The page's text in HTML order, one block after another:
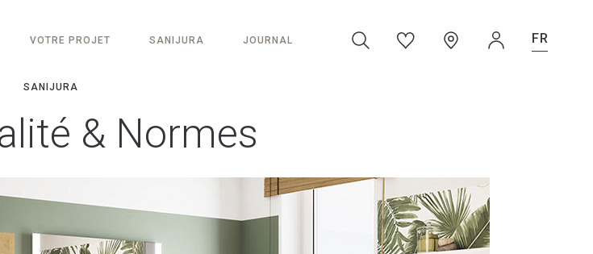
VOTRE PROJET SANIJURA JOURNAL FR
SANIJURA
& Normes